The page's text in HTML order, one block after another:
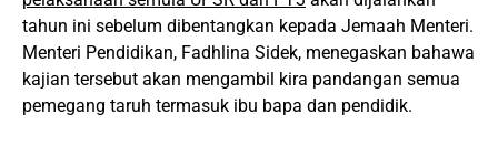
tahun ini sebelum dibentangkan kepada Jemaah Menteri.
Menteri Pendidikan, Fadhlina Sidek, menegaskan bahawa
kajian tersebut akan mengambil kira pandangan semua
pemegang taruh termasuk ibu bapa dan pendidik.